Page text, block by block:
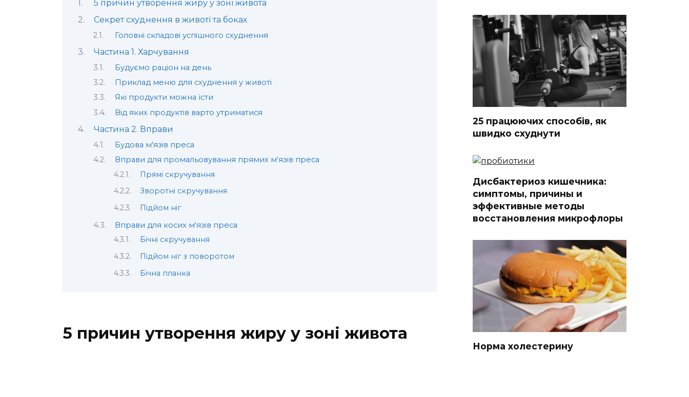
5 причин утворення жиру у зоні живота
Секрет схуднення в животі та боках
Головні складові успішного схуднення
Частина 1. Харчування
Будуємо раціон на день
Приклад меню для схуднення у животі
Які продукти можна їсти
Від яких продуктів варто утриматися
Частина 2. Вправи
Будова м'язів преса
Вправи для промальовування прямих м'язів преса
Прямі скручування
Зворотні скручування
Підйом ніг
Вправи для косих м'язів преса
Бічні скручування
Підйом ніг з поворотом
Бічна планка
5 причин утворення жиру у зоні живота
25 працюючих способів, як
швидко схуднути
Дисбактериоз кишечника:
симптомы, причины и
эффективные методы
восстановления микрофлоры
Норма холестерину